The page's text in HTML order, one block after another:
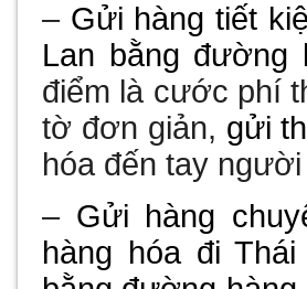
– Gửi hàng tiết
Lan bằng đường
điểm là cước phí
tờ đơn giản, gửi
hóa đến tay
– Gửi hàng
hàng hóa đi Thái